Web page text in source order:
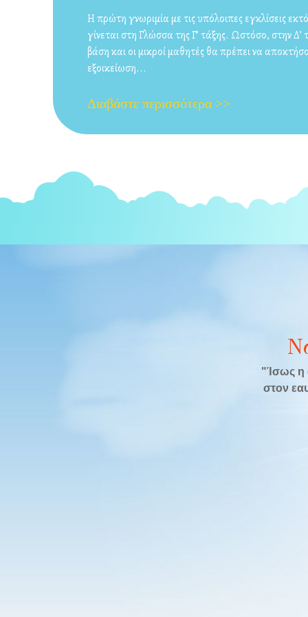
Η πρώτη γνωριμία με τις υπόλοιπες εγκλίσεις
γίνεται στη Γλώσσα της Γ’ τάξης. Ωστόσο, στην Δ’
βάση και οι μικροί μαθητές θα πρέπει να
εξοικείωση...
Διαβάστε περισσότερα >>
"Ίσως η
στον